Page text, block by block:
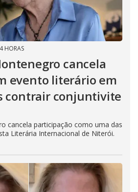
HORAS
cancela
evento literário em
contrair conjuntivite
cancela participação como uma das
Literária Internacional de Niterói.